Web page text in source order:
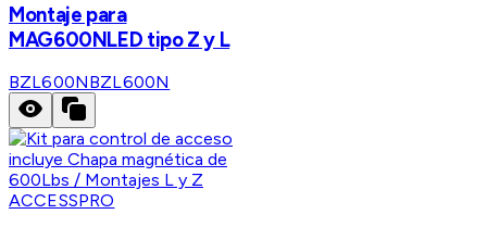
Montaje para
MAG600NLED tipo Z y L
BZL600NBZL600N
ACCESSPRO